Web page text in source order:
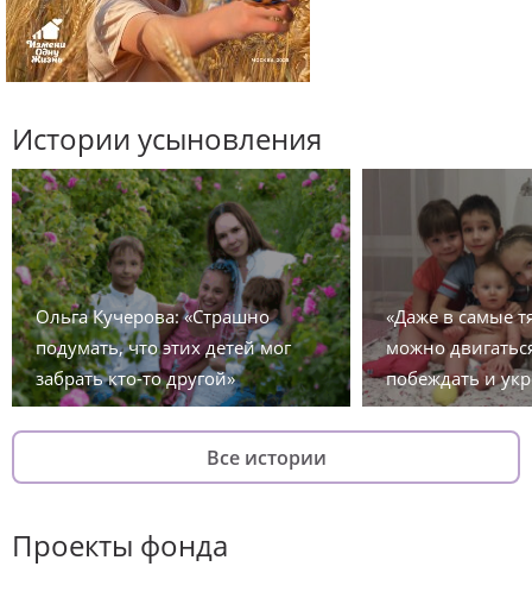
Истории усыновления
Ольга Кучерова: «Страшно
подумать, что этих детей мог
забрать кто-то другой»
«Даже в самые
можно
побеждать и
Все истории
Проекты фонда